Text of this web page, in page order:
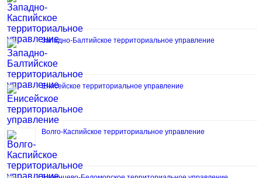
Западно-Балтийское территориальное управление
Енисейское территориальное управление
Волго-Каспийское территориальное управление